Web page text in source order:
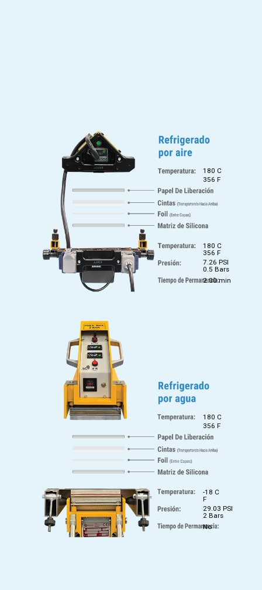
180 C
356 F
180 C
356 F
7.26 PSI
0.5 Bars
2.00 min
180 C
356 F
-18 C
F
29.03 PSI
2 Bars
No